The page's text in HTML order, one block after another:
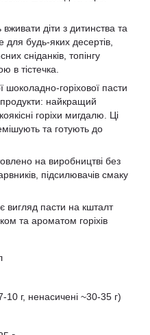
діти з дитинства та
для будь-яких десертів,
сніданків, топінгу
в тістечка.
шоколадно-горіхової пасти
найкращий
горіхи мигдалю. Ці
та готують до
на виробництві без
підсилювачів смаку
вигляд пасти на кшталт
та ароматом горіхів
г, ненасичені ~30-35 г)